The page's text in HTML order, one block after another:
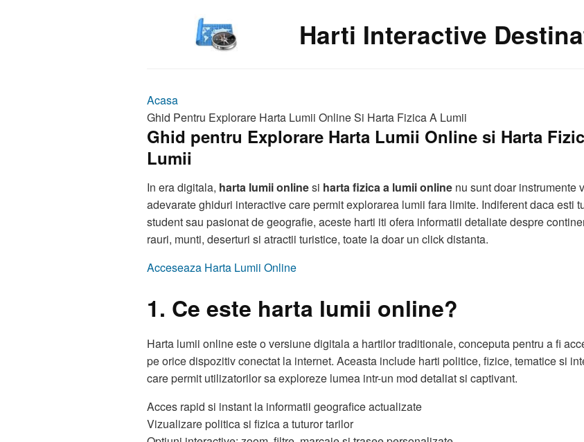
Harti Interactive
Acasa
Ghid Pentru Explorare Harta Lumii Online Si Harta Fizica A Lumii
Ghid pentru Explorare Harta Lumii Online si Harta
Lumii
In era digitala, harta lumii onlinesi harta fizica a lumii online nu sunt doar instrumente
adevarate ghiduri interactive care permit explorarea lumii fara limite. Indiferent daca esti
student sau pasionat de geografie, aceste harti iti ofera informatii detaliate despre
rauri, munti, deserturi si atractii turistice, toate la doar un click distanta.
Acceseaza Harta Lumii Online
1. Ce este harta lumii online?
Harta lumii online este o versiune digitala a hartilor traditionale, conceputa pentru a fi
pe orice dispozitiv conectat la internet. Aceasta include harti politice, fizice, tematice si
care permit utilizatorilor sa exploreze lumea intr-un mod detaliat si captivant.
Acces rapid si instant la informatii geografice actualizate
Vizualizare politica si fizica a tuturor tarilor